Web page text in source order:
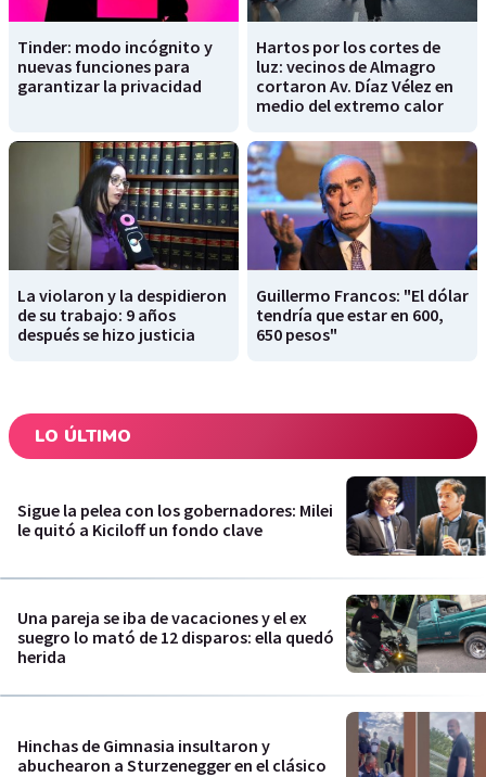
Tinder: modo incógnito y
nuevas funciones para
garantizar la privacidad
Hartos por los cortes de
luz: vecinos de Almagro
cortaron Av. Díaz Vélez en
medio del extremo calor
La violaron y la despidieron
de su trabajo: 9 años
después se hizo justicia
Guillermo Francos: "El dólar
tendría que estar en 600,
650 pesos"
LO ÚLTIMO
Sigue la pelea con los gobernadores: Milei
le quitó a Kiciloff un fondo clave
Una pareja se iba de vacaciones y el ex
suegro lo mató de 12 disparos: ella quedó
herida
Hinchas de Gimnasia insultaron y
abuchearon a Sturzenegger en el clásico